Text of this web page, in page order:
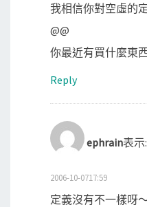
我相信你對空虛的
@@
你最近有買什麼東
Reply
ephrain表示:
2006-10-0717:59
定義沒有不一樣呀